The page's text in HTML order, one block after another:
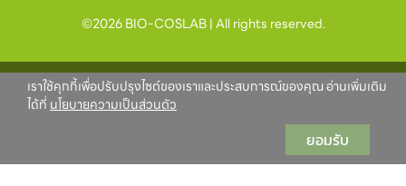
©2026 BIO-COSLAB | All rights reserved.
เราใช้คุกกี้เพื่อปรับปรุงไซต์ของเราและประสบการณ์ของคุณ อ่านเพิ่มเติม
ได้ที่ นโยบายความเป็นส่วนตัว
ยอมรับ